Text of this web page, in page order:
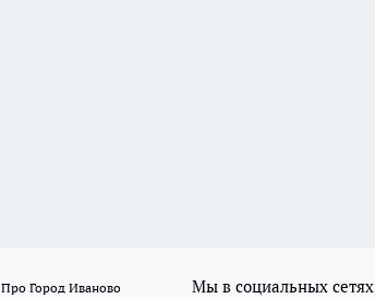
Про Город Иваново Мы в социальных сетях